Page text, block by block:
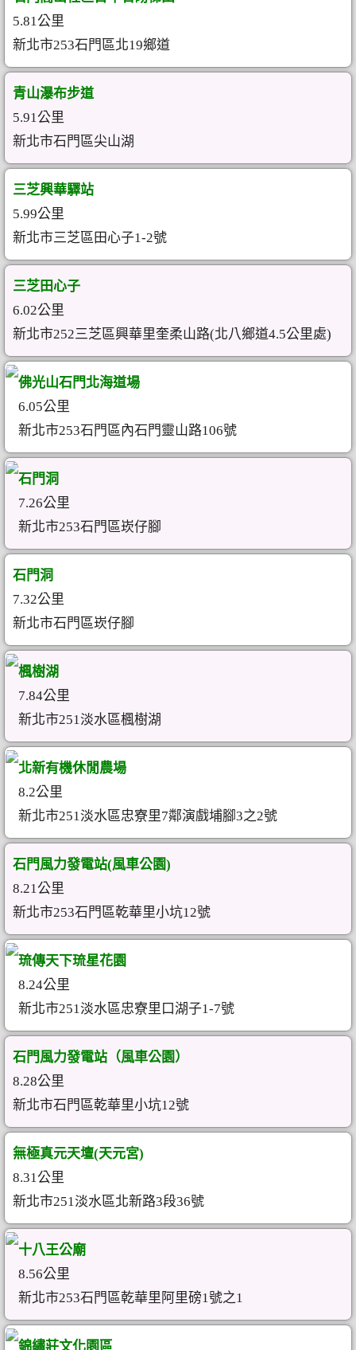
5.81公里
新北市253石門區北19鄉道
青山瀑布步道
5.91公里
新北市石門區尖山湖
三芝興華驛站
5.99公里
新北市三芝區田心子1-2號
三芝田心子
6.02公里
新北市252三芝區興華里奎柔山路(北八鄉道4.5公里處)
佛光山石門北海道場
6.05公里
新北市253石門區內石門靈山路106號
石門洞
7.26公里
新北市253石門區崁仔腳
石門洞
7.32公里
新北市石門區崁仔腳
楓樹湖
7.84公里
新北市251淡水區楓樹湖
北新有機休閒農場
8.2公里
新北市251淡水區忠寮里7鄰演戲埔腳3之2號
石門風力發電站(風車公園)
8.21公里
新北市253石門區乾華里小坑12號
琉傳天下琉星花園
8.24公里
新北市251淡水區忠寮里口湖子1-7號
石門風力發電站（風車公園）
8.28公里
新北市石門區乾華里小坑12號
無極真元天壇(天元宮)
8.31公里
新北市251淡水區北新路3段36號
十八王公廟
8.56公里
新北市253石門區乾華里阿里磅1號之1
錦繡莊文化園區